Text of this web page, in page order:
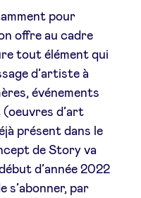
pour
offre au cadre
tout élément qui
d’artiste à
événements
(oeuvres d’art
présent dans le
de Story va
d’année 2022
s’abonner, par